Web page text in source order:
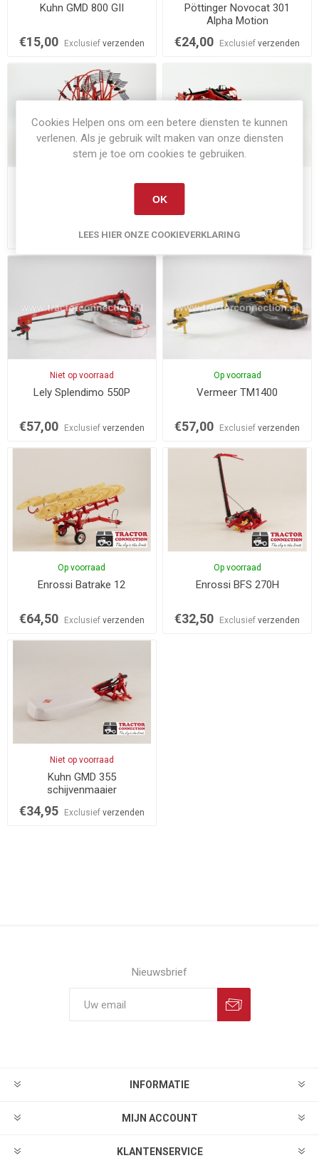
Kuhn GMD 800 GII
€15,00 Exclusief verzenden
Pöttinger Novocat 301
Alpha Motion
€24,00 Exclusiefverzenden
Exclusief verzenden €45,00 Exclusief
Niet op voorraad
Lely Splendimo 550P
€57,00 Exclusief verzenden
Op voorraad
Vermeer TM1400
€57,00 Exclusiefverzenden
Op voorraad
Enrossi Batrake 12
€64,50 Exclusief verzenden
Op voorraad
Enrossi BFS 270H
€32,50 Exclusiefverzenden
Niet op voorraad
Kuhn GMD 355
schijvenmaaier
€34,95 Exclusief verzenden
Nieuwsbrief
INFORMATIE
MIJN ACCOUNT
KLANTENSERVICE
Cookies Helpen ons om een betere diensten te kunnen
verlenen. Als je gebruik wilt maken van onze diensten
stem je toe om cookies te gebruiken.
OK
LEES HIER ONZE COOKIEVERKLARING